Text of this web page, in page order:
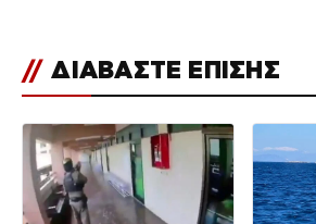
// ΔΙΑΒΑΣΤΕ ΕΠΙΣΗΣ